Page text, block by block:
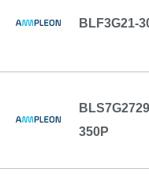
BLF3G21-
350P